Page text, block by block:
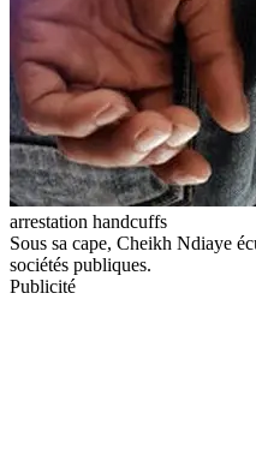
arrestation handcuffs
Sous sa cape, Cheikh Ndiaye
sociétés publiques.
Publicité